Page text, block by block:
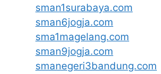
sman1surabaya.com
sman6jogja.com
sma1magelang.com
sman9jogja.com
smanegeri3bandung.com